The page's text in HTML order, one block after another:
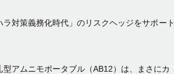
対策義務化時代」のリスクヘッジをサポート
アムニモポータブル（AB12）は、まさにカ